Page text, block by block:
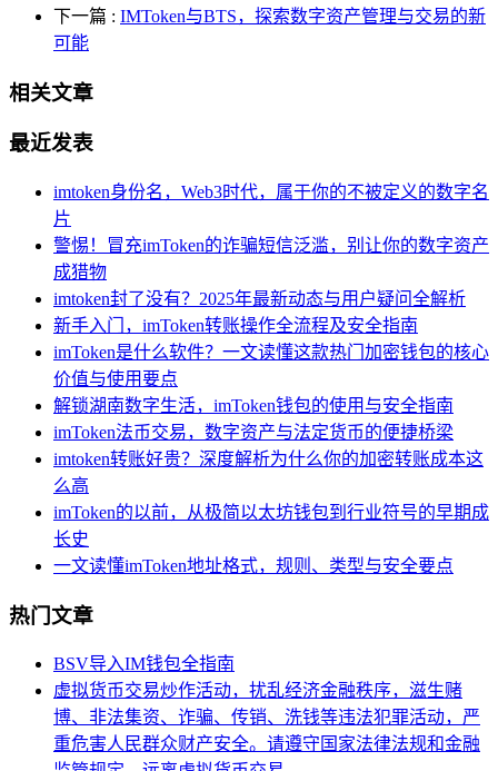
下一篇 : IMToken与BTS，探索数字资产管理与交易的新
可能
相关文章
最近发表
imtoken身份名，Web3时代，属于你的不被定义的数字名
片
警惕！冒充imToken的诈骗短信泛滥，别让你的数字资产
成猎物
imtoken封了没有？2025年最新动态与用户疑问全解析
新手入门，imToken转账操作全流程及安全指南
imToken是什么软件？一文读懂这款热门加密钱包的核心
价值与使用要点
解锁湖南数字生活，imToken钱包的使用与安全指南
imToken法币交易，数字资产与法定货币的便捷桥梁
imtoken转账好贵？深度解析为什么你的加密转账成本这
么高
imToken的以前，从极简以太坊钱包到行业符号的早期成
长史
一文读懂imToken地址格式，规则、类型与安全要点
热门文章
BSV导入IM钱包全指南
虚拟货币交易炒作活动，扰乱经济金融秩序，滋生赌
博、非法集资、诈骗、传销、洗钱等违法犯罪活动，严
重危害人民群众财产安全。请遵守国家法律法规和金融